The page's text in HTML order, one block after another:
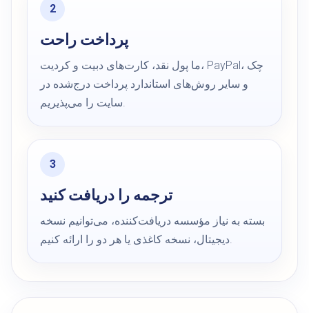
پرداخت راحت
ما پول نقد، کارت‌های دبیت و کردیت، PayPal، چک
و سایر روش‌های استاندارد پرداخت درج‌شده در
سایت را می‌پذیریم.
ترجمه را دریافت کنید
بسته به نیاز مؤسسه دریافت‌کننده، می‌توانیم نسخه
دیجیتال، نسخه کاغذی یا هر دو را ارائه کنیم.